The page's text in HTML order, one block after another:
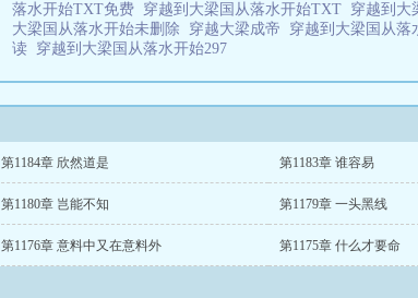
落水开始TXT免费 穿越到大梁国从落水开始TXT 穿越到大
大梁国从落水开始未删除 穿越大梁成帝 穿越到大梁国从落
读 穿越到大梁国从落水开始297
第1184章 欣然道是 第1183章 谁容易
第1180章 岂能不知 第1179章 一头黑线
第1176章 意料中又在意料外 第1175章 什么才要命